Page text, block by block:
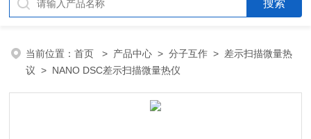
当前位置：首页 > 产品中心 >分子互作 > 差示扫描微量热
议 > NANO DSC差示扫描微量热仪